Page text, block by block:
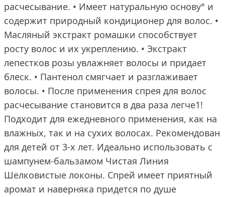
расчесывание. • Имеет натуральную основу° и
содержит природный кондиционер для волос. •
Масляный экстракт ромашки способствует
росту волос и их укреплению. • Экстракт
лепестков розы увлажняет волосы и придает
блеск. • Пантенол смягчает и разглаживает
волосы. • После применения спрея для волос
расчесывание становится в два раза легче1!
Подходит для ежедневного применения, как на
влажных, так и на сухих волосах. Рекомендован
для детей от 3-х лет. Идеально использовать с
шампунем-бальзамом Чистая Линия
Шелковистые локоны. Спрей имеет приятный
аромат и наверняка придется по душе